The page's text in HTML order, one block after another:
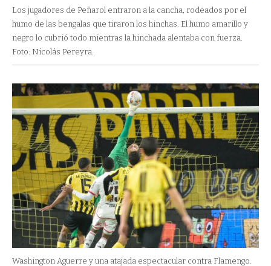
Los jugadores de Peñarol entraron a la cancha, rodeados por el
humo de las bengalas que tiraron los hinchas. El humo amarillo y
negro lo cubrió todo mientras la hinchada alentaba con fuerza.
Foto: Nicolás Pereyra.
Washington Aguerre y una atajada espectacular contra Flamengo.